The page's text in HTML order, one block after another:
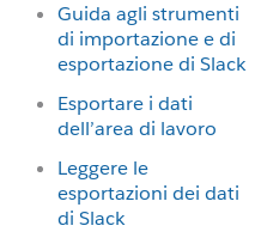
Guida agli strumenti
di importazione e di
esportazione di Slack
Esportare i dati
dell’area di lavoro
Leggere le
esportazioni dei dati
di Slack